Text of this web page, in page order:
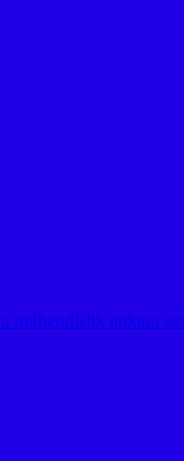
mühendislik ankara